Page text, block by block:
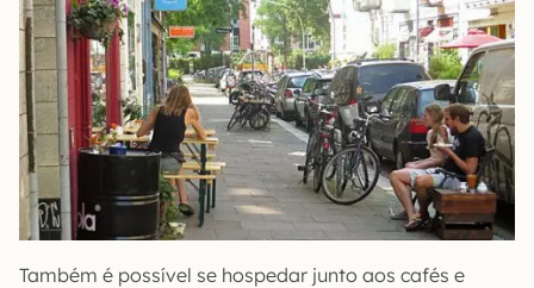
Também é possível se hospedar junto aos cafés e